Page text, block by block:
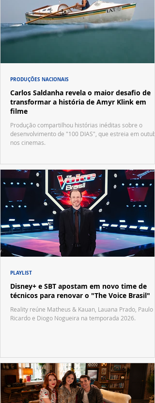
Carlos Saldanha revela o maior desafio de
transformar a história de Amyr Klink em
filme
Produção compartilhou histórias inéditas sobre o
desenvolvimento de "100 DIAS", que estreia em
nos cinemas.
PRODUÇÕES NACIONAIS
Disney+ e SBT apostam em novo time de
técnicos para renovar o "The Voice Brasil"
Reality reúne Matheus & Kauan, Lauana Prado, Paulo
Ricardo e Diogo Nogueira na temporada 2026.
PLAYLIST